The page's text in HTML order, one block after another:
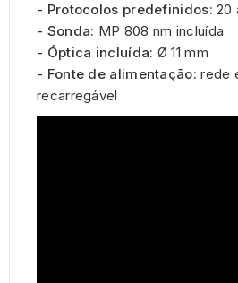
- Protocolos predefinidos: 20
- Sonda: MP 808 nm incluída
- Óptica incluída: Ø 11 mm
- Fonte de alimentação: rede
recarregável